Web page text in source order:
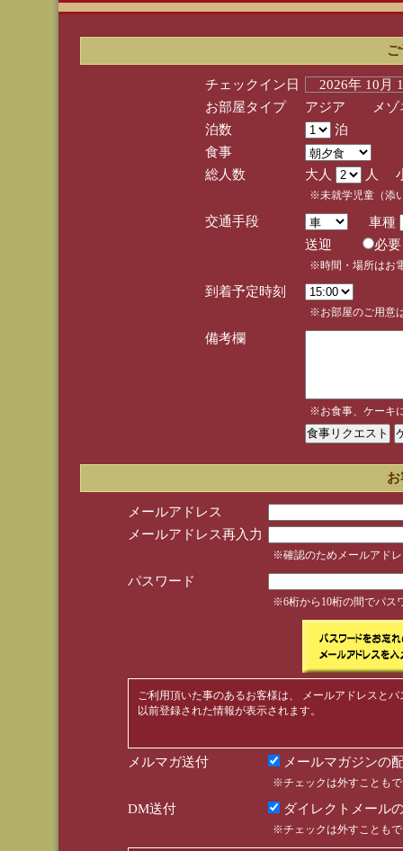
チェックイン日
2026年 10
お部屋タイプ
アジア メゾネ
泊数
泊
食事
総人数
大人 人
※未就学児童（添
交通手段
車種
送迎
※時間・場所はお
到着予定時刻
※お部屋のご用意
備考欄
※お食事、ケーキ
メールアドレス
メールアドレス再入力
※確認のためメールアド
パスワード
※6桁から10桁の間でパス
ご利用頂いた事のあるお客様は、 メールアドレスと
以前登録された情報が表示されます。
メルマガ送付 メールマガジンの
※チェックは外すことも
DM送付 ダイレクトメール
※チェックは外すことも